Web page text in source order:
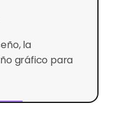
la
gráfico para